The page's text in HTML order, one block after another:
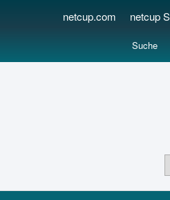
netcup.com netcup
Suche